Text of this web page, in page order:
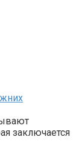
заключается